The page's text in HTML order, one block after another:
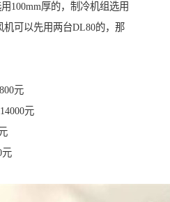
100mm厚的，制冷机组选用
机可以先用两台DL80的，那
元
元
元